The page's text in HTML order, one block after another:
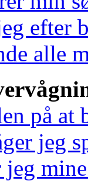
efter
alle
på at
jeg